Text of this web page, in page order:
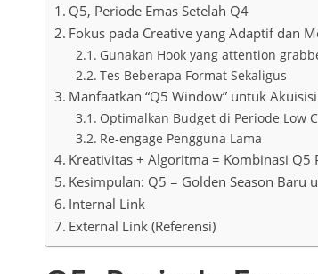
Q5, Periode Emas Setelah Q4
Fokus pada Creative yang Adaptif dan
Gunakan Hook yang attention
Tes Beberapa Format Sekaligus
Manfaatkan “Q5 Window” untuk
Optimalkan Budget di Periode Low
Re-engage Pengguna Lama
Kreativitas + Algoritma = Kombinasi Q5
Kesimpulan: Q5 = Golden Season Baru
Internal Link
External Link (Referensi)